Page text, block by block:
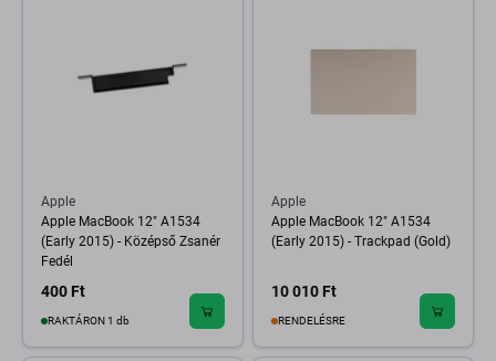
Apple
Apple MacBook 12" A1534
(Early 2015) - Középső Zsanér
Fedél
400 Ft
RAKTÁRON 1 db
Apple
Apple MacBook 12" A1534
(Early 2015) - Trackpad (Gold)
10 010 Ft
RENDELÉSRE